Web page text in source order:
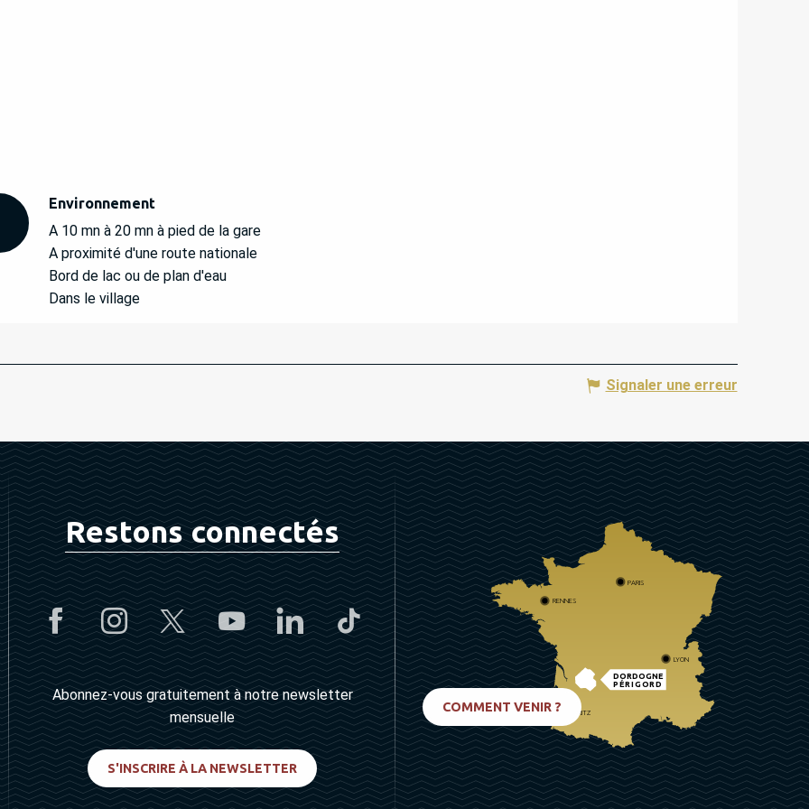
Environnement
Environnement
A 10 mn à 20 mn à pied de la gare
A proximité d'une route nationale
Bord de lac ou de plan d'eau
Dans le village
Signaler une erreur
Restons connectés
Abonnez-vous gratuitement à notre newsletter
mensuelle
S'INSCRIRE À LA NEWSLETTER
DORDOGNE
PÉRIGORD
PARIS
RENNES
LYON
BIARRITZ
COMMENT VENIR ?